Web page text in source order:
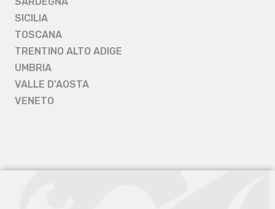
SICILIA
TOSCANA
TRENTINO ALTO ADIGE
UMBRIA
VALLE D'AOSTA
VENETO